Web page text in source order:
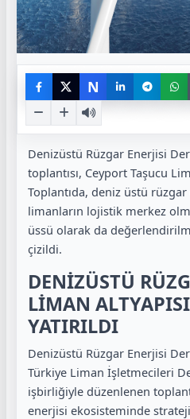
N
Denizüstü Rüzgar Enerjisi
toplantısı, Ceyport Taşucu
Toplantıda, deniz üstü
limanların lojistik merkez
üssü olarak da
çizildi.
DENİZÜSTÜ
LİMAN
YATIRILDI
Denizüstü Rüzgar Enerjisi
Türkiye Liman İşletmecileri
işbirliğiyle düzenlenen
enerjisi ekosisteminde